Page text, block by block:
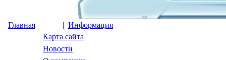
Главная | Информация
Карта сайта
Новости